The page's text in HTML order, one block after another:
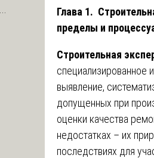
Глава 1.
пределы и
Строительная
специализированное
выявление,
допущенных при
оценки качества
недостатках – их
последствиях для